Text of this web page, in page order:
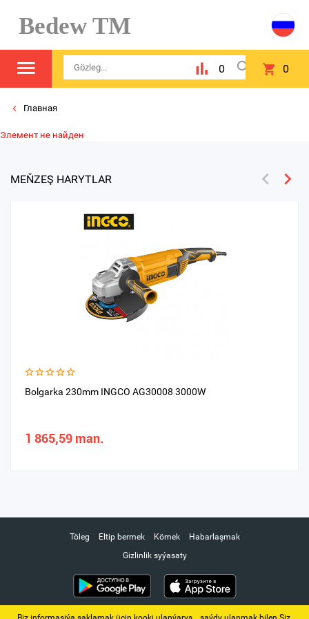
Bedew TM
0 0
Главная
Элемент не найден
MEŇZEŞ HARYTLAR
Bolgarka 230mm INGCO AG30008 3000W
1 865,59 man.
Töleg Eltip bermek Kömek
Habarlaşmak
Gizlinlik syýasaty